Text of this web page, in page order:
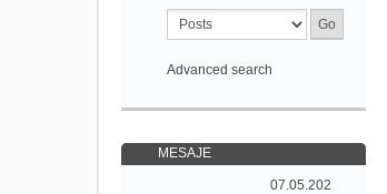
Advanced search
MESAJE
07.05.202